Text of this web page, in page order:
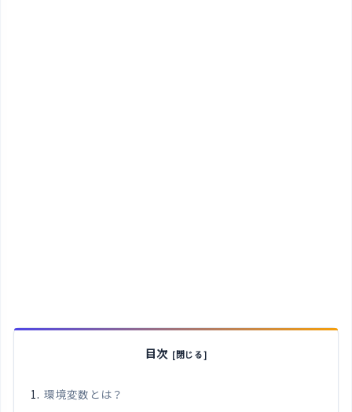
目次
環境変数とは？